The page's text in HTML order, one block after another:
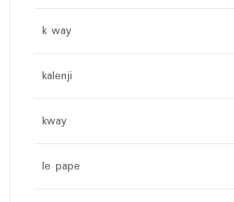
k way
kalenji
kway
le pape